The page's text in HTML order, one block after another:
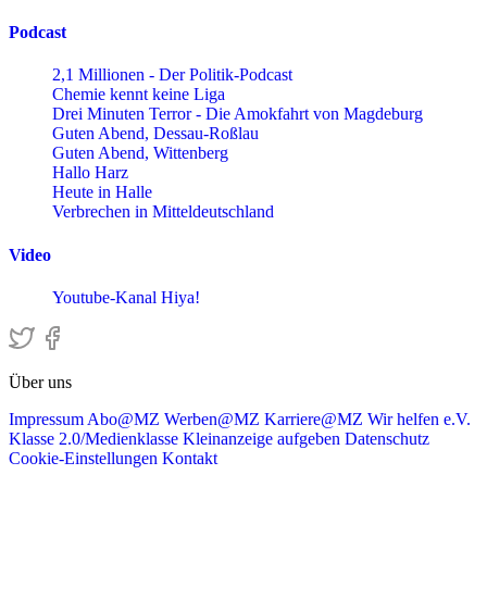
Podcast
2,1 Millionen - Der Politik-Podcast
Chemie kennt keine Liga
Drei Minuten Terror - Die Amokfahrt von Magdeburg
Guten Abend, Dessau-Roßlau
Guten Abend, Wittenberg
Hallo Harz
Heute in Halle
Verbrechen in Mitteldeutschland
Video
Youtube-Kanal Hiya!
Über uns
Impressum Abo@MZ Werben@MZ Karriere@MZ Wir helfen e.V.
Klasse 2.0/Medienklasse Kleinanzeige aufgeben Datenschutz
Cookie-Einstellungen Kontakt